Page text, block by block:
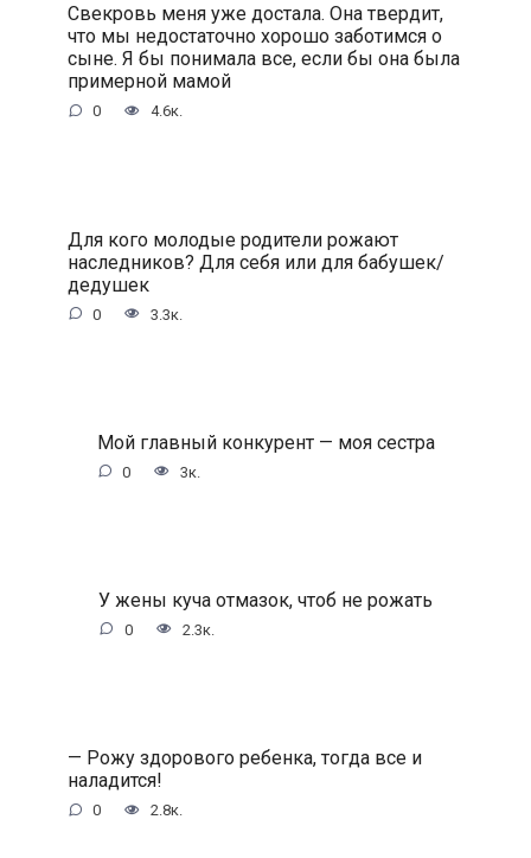
Свекровь меня уже достала. Она твердит,
что мы недостаточно хорошо заботимся о
сыне. Я бы понимала все, если бы она была
примерной мамой
0 4.6к.
Для кого молодые родители рожают
наследников? Для себя или для бабушек/
дедушек
0 3.3к.
Мой главный конкурент — моя сестра
0 3к.
У жены куча отмазок, чтоб не рожать
0 2.3к.
— Рожу здорового ребенка, тогда все и
наладится!
0 2.8к.